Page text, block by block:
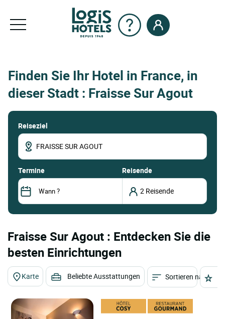
Finden Sie Ihr Hotel in France, in
dieser Stadt : Fraisse Sur Agout
Reiseziel
termine Reisende
Fraisse Sur Agout : Entdecken Sie die
besten Einrichtungen
Karte Beliebte Ausstattungen Sortieren nach